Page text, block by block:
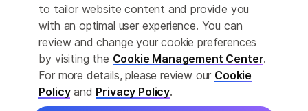
このページは機械翻訳を利用しております。なるべく正確な翻訳を
提供するために合理的な努力をしていますが、完全に正確な翻訳と
は限りませんので、あらかじめご了承ください。公式なコンテンツ
© 2026 Illumina, Inc. All rights reserved.
to tailor website content and provide you
with an optimal user experience. You can
review and change your cookie preferences
by visiting the Cookie Management Center.
For more details, please review our Cookie
Policyand Privacy Policy.